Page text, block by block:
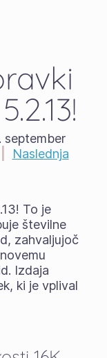
september
Naslednja
To je
številne
zahvaljujoč
Izdaja
ki je vplival